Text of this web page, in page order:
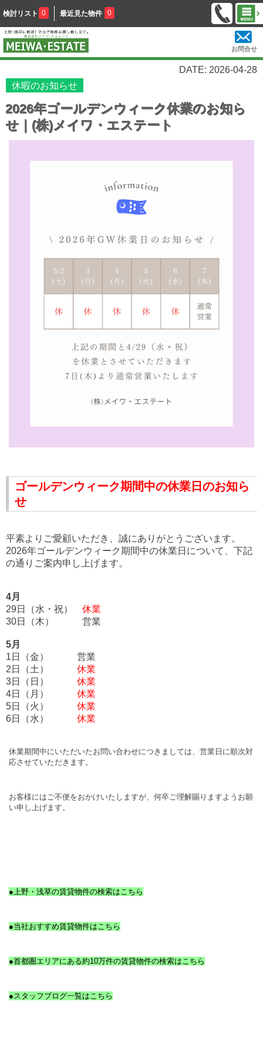
検討リスト 0 最近見た物件 0
お問合せ
DATE: 2026-04-28
休暇のお知らせ
2026年ゴールデンウィーク休業のお知ら
せ｜(株)メイワ・エステート
ゴールデンウィーク期間中の休業日のお知ら
せ
平素よりご愛顧いただき、誠にありがとうございます。
2026年ゴールデンウィーク期間中の休業日について、下記
の通りご案内申し上げます。
4月
29日（水・祝） 休業
30日（木） 営業
5月
1日（金） 営業
2日（土） 休業
3日（日） 休業
4日（月） 休業
5日（火） 休業
6日（水） 休業
休業期間中にいただいたお問い合わせにつきましては、営業日に順次対
応させていただきます。
お客様にはご不便をおかけいたしますが、何卒ご理解賜りますようお願
い申し上げます。
●上野・浅草の賃貸物件の検索はこちら
●当社おすすめ賃貸物件はこちら
●首都圏エリアにある約10万件の賃貸物件の検索はこちら
●スタッフブログ一覧はこちら